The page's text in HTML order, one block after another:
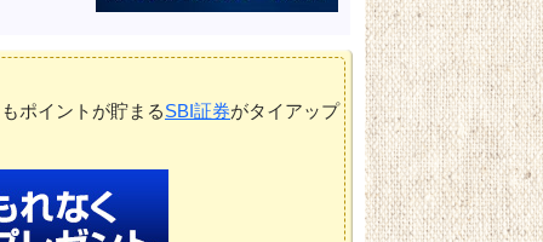
ポイントが貯まるSBI証券がタイアップ